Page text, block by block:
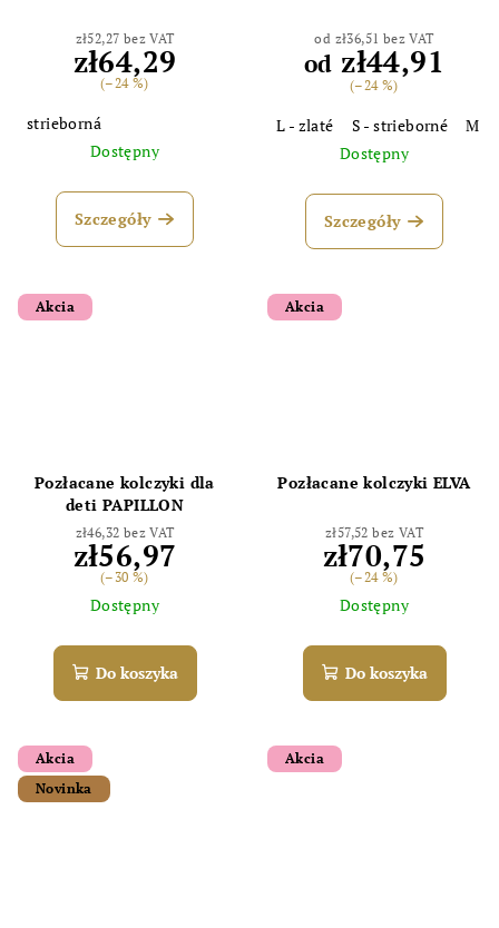
zł52,27 bez VAT
zł64,29
(–24 %)
strieborná
Dostępny
Szczegóły
od zł36,51 bez VAT
od zł44,91
(–24 %)
L - zlaté S - strieborné
M -
Dostępny
Szczegóły
Akcia
Pozłacane kolczyki dla
deti PAPILLON
zł46,32 bez VAT
zł56,97
(–30 %)
Dostępny
Do koszyka
Akcia
Pozłacane kolczyki ELVA
zł57,52 bez VAT
zł70,75
(–24 %)
Dostępny
Do koszyka
Akcia
Novinka
Akcia